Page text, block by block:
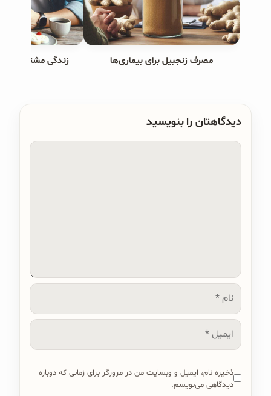
مصرف زنجبیل برای بیماری‌ها زندگی مشترک و
دیدگاهتان را بنویسید
نام
ایمیل
ذخیره نام، ایمیل و وبسایت من در مرورگر برای زمانی که دوباره
دیدگاهی می‌نویسم.